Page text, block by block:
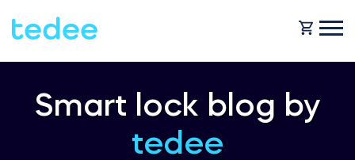
HVORDAN VIRKER DET?
Smart lock blog by
tedee